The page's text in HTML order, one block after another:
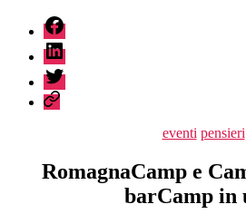
fb
linkedin
twitter
sessionize
eventi pensieri
RomagnaCamp e
barCamp in